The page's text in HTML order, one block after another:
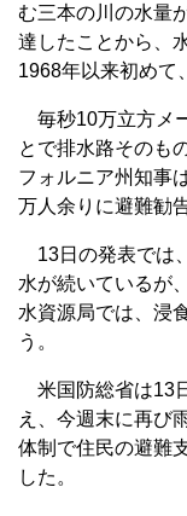
む三本の川の水量
達したことから、
1968年以来初めて
毎秒10万立方メ
とで排水路そのも
フォルニア州知事
万人余りに避難勧
13日の発表では
水が続いているが
水資源局では、浸
う。
米国防総省は13
え、今週末に再び
体制で住民の避難
した。